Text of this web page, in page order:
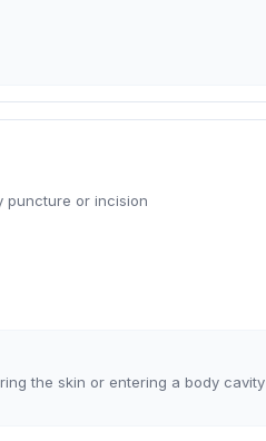
puncture or incision
the skin or entering a body cavity